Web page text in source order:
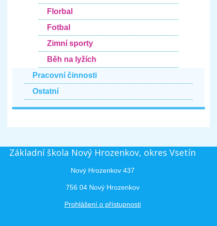
Florbal
Fotbal
Zimní sporty
Běh na lyžích
Pracovní činnosti
Ostatní
Základní škola Nový Hrozenkov, okres Vsetín
Nový Hrozenkov 437
756 04 Nový Hrozenkov
Prohlášení o přístupnosti